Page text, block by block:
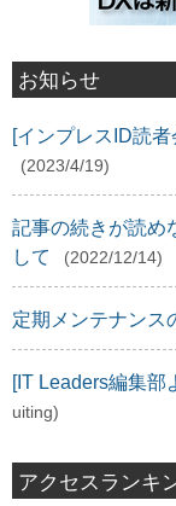
お知らせ
[インプレスID読
(2023/4/19)
記事の続きが読め
して
(2022/12/14)
定期メンテナンス
[IT Leaders編集部
uiting)
アクセスランキ